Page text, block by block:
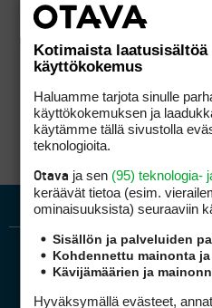
Kotimaista laatusisältöä
käyttökokemus
Haluamme tarjota sinulle
käyttökokemuksen ja
käytämme tällä sivustolla
teknologioita.
Otava ja sen (95) teknologia-
keräävät tietoa (esim.
ominaisuuk­sista) seuraaviin
Sisällön ja palveluiden
Kohdennettu mainonta
Kävijämäärien ja
Hyväksymällä evästeet,